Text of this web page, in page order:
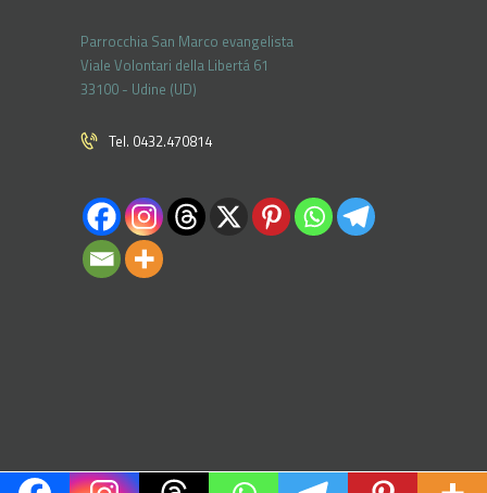
Parrocchia San Marco evangelista
Viale Volontari della Libertá 61
33100 - Udine (UD)
Tel. 0432.470814